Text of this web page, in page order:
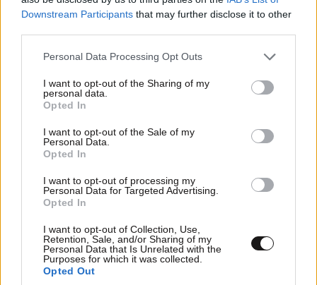
Downstream Participants that may further disclose it to other
Please note that this website/app uses one or more Google
not limited to your visit or usage behaviour. You may click to
grant or deny consent to Google and its third-party tags to
use your data for below specified purposes in below Google
consent section.
Personal Data Processing Opt Outs
I want to opt-out of the Sharing of my
personal data.
Opted In
I want to opt-out of the Sale of my
Personal Data.
Opted In
I want to opt-out of processing my
Personal Data for Targeted Advertising.
Opted In
I want to opt-out of Collection, Use,
Retention, Sale, and/or Sharing of my
Personal Data that Is Unrelated with the
Purposes for which it was collected.
Opted Out
Χάντερ Μπάιντεν για τον πατέρα του: «Ο
Η συγκινητική εξομολόγηση για τον εθισμό του
στα νακρωτικά